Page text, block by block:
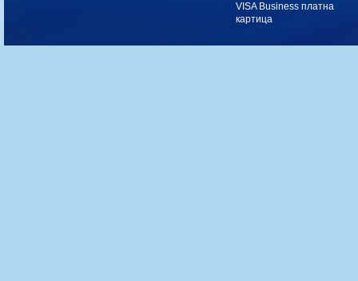
VISA Business платна
картица